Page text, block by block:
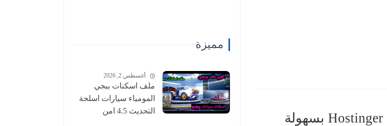
مميزة
أغسطس 2, 2026
ملف اسكنات ببجي
المومياء سيارات اسلحة
التحديث 4.5 امن